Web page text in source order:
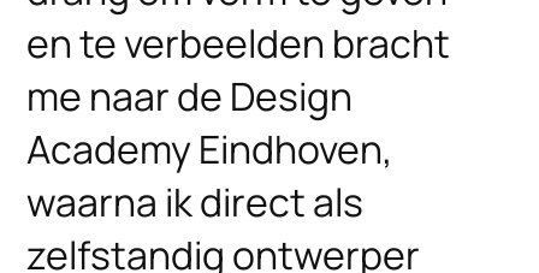
en te verbeelden bracht
me naar de Design
Academy Eindhoven,
waarna ik direct als
zelfstandig ontwerper